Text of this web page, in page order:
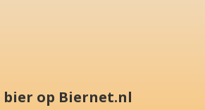
bier op Biernet.nl